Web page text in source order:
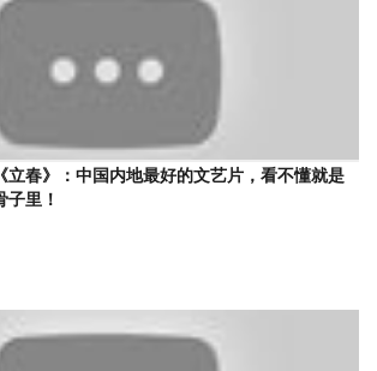
立春》：中国内地最好的文艺片，看不懂就是
里！